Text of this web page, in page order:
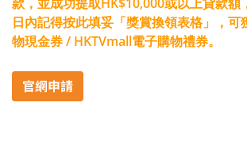
日內記得按此填妥「獎賞換領表格」，可
物現金券 / HKTVmall電子購物禮券。